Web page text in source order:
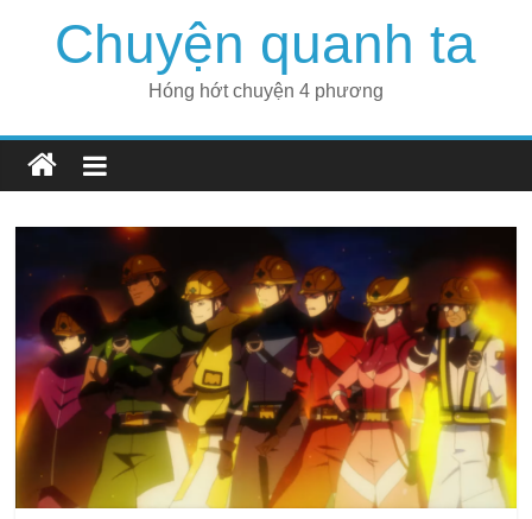
Chuyện quanh ta
Hóng hớt chuyện 4 phương